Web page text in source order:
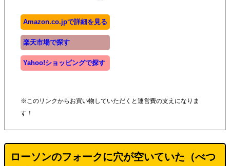
Amazon.co.jpで詳細を見る
楽天市場で探す
Yahoo!ショッピングで探す
※このリンクからお買い物していただくと運営費の支えになりま
す！
ローソンのフォークに穴が空いていた（べつ